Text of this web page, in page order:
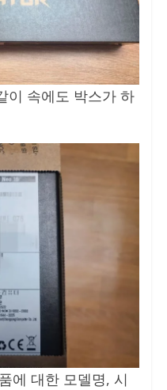
이 속에도 박스가 하
에 대한 모델명, 시